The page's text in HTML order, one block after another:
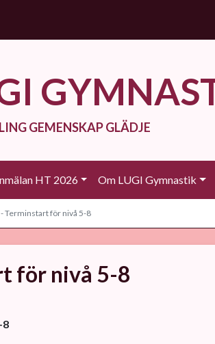
GEMENSKAP GLÄDJE
HT 2026 Om LUGI Gymnastik
- Terminstart för nivå 5-8
för nivå 5-8
8